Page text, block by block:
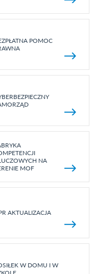
POMOC
NA
MOF
AKTUALIZACJA
W DOMU I W